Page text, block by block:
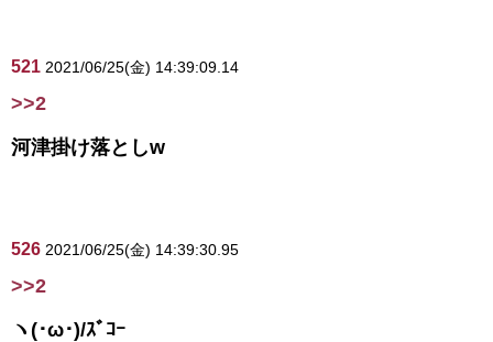
521 2021/06/25(金) 14:39:09.14
>>2
河津掛け落としw
526 2021/06/25(金) 14:39:30.95
>>2
ヽ(･ω･)/ｽﾞｺｰ